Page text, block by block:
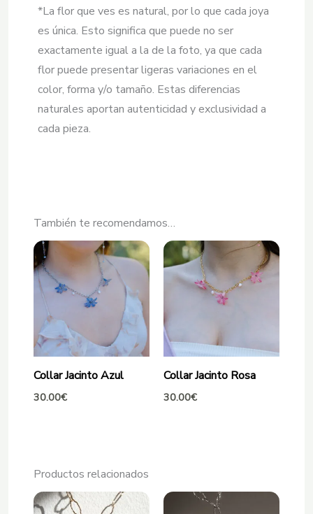
*La flor que ves es natural, por lo que cada joya
es única. Esto significa que puede no ser
exactamente igual a la de la foto, ya que cada
flor puede presentar ligeras variaciones en el
color, forma y/o tamaño. Estas diferencias
naturales aportan autenticidad y exclusividad a
cada pieza.
También te recomendamos…
Collar Jacinto Azul
30.00€
Collar Jacinto Rosa
30.00€
Productos relacionados